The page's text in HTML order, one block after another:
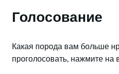
Голосование
Какая порода вам больше
проголосовать, нажмите